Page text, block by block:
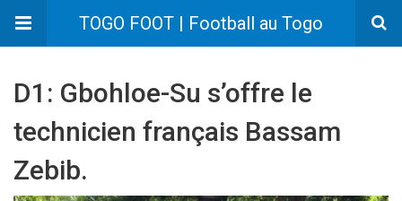
TOGO FOOT | Football au Togo
D1: Gbohloe-Su s’offre le
technicien français Bassam
Zebib.